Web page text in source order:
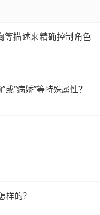
等描述来精确控制角色
“病娇”等特殊属性？
的？